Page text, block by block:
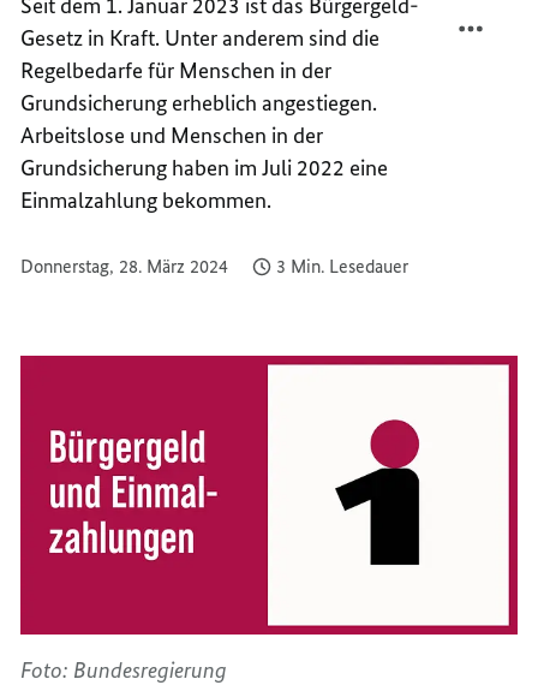
Seit dem 1. Januar 2023 ist das Bürgergeld-
Gesetz in Kraft. Unter anderem sind die
Regelbedarfe für Menschen in der
Grundsicherung erheblich angestiegen.
Arbeitslose und Menschen in der
Grundsicherung haben im Juli 2022 eine
Einmalzahlung bekommen.
Donnerstag, 28. März 2024 3 Min. Lesedauer
Foto: Bundesregierung